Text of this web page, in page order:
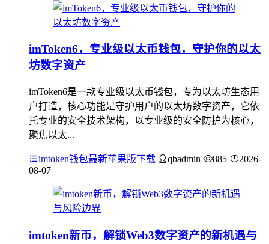
imToken6，专业级以太币钱包，守护你的以太
坊数字资产
imToken6是一款专业级以太币钱包，专为以太坊生态用
户打造，核心功能是守护用户的以太坊数字资产，它依
托专业的安全技术架构，以专业级的安全防护为核心，
聚焦以太...
imtoken钱包最新苹果版下载 qbadmin 885
2026-
08-07
imtoken新币，解锁Web3数字资产的新机遇与